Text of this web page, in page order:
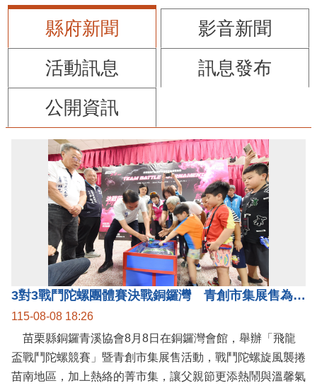
縣府新聞
影音新聞
活動訊息
訊息發布
公開資訊
3對3戰鬥陀螺團體賽決戰銅鑼灣 青創市集展售為父親節增添繽紛
115-08-08 18:26
苗栗縣銅鑼青溪協會8月8日在銅鑼灣會館，舉辦「飛龍
盃戰鬥陀螺競賽」暨青創市集展售活動，戰鬥陀螺旋風襲捲
苗南地區，加上熱絡的菁市集，讓父親節更添熱鬧與溫馨氣